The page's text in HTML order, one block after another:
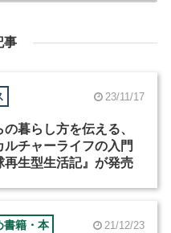
事
23/11/17
の暮らし方を伝える、
ルチャーライフの入門
再生型生活記』が発売
書籍・本 21/12/23